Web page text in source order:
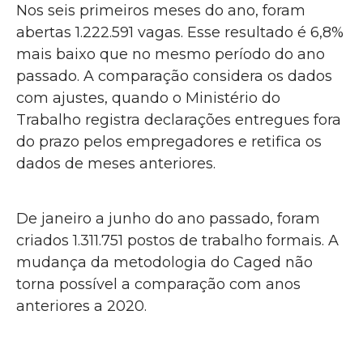
Nos seis primeiros meses do ano, foram
abertas 1.222.591 vagas. Esse resultado é 6,8%
mais baixo que no mesmo período do ano
passado. A comparação considera os dados
com ajustes, quando o Ministério do
Trabalho registra declarações entregues fora
do prazo pelos empregadores e retifica os
dados de meses anteriores.
De janeiro a junho do ano passado, foram
criados 1.311.751 postos de trabalho formais. A
mudança da metodologia do Caged não
torna possível a comparação com anos
anteriores a 2020.